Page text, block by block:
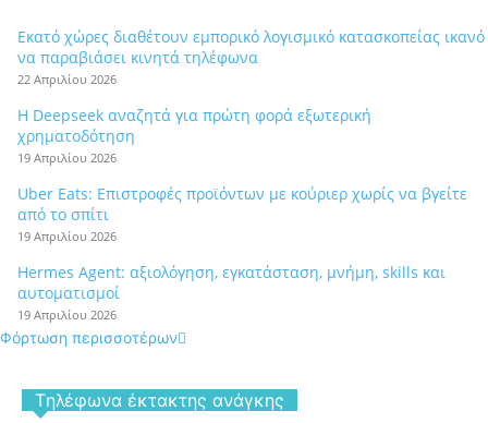
Εκατό χώρες διαθέτουν εμπορικό λογισμικό κατασκοπείας ικανό
να παραβιάσει κινητά τηλέφωνα
22 Απριλίου 2026
Η Deepseek αναζητά για πρώτη φορά εξωτερική
χρηματοδότηση
19 Απριλίου 2026
Uber Eats: Επιστροφές προϊόντων με κούριερ χωρίς να βγείτε
από το σπίτι
19 Απριλίου 2026
Hermes Agent: αξιολόγηση, εγκατάσταση, μνήμη, skills και
αυτοματισμοί
19 Απριλίου 2026
Φόρτωση περισσοτέρων
Tηλέφωνα έκτακτης ανάγκης